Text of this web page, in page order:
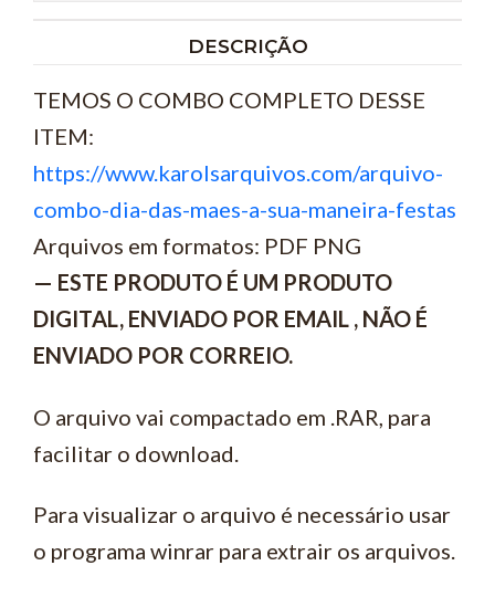
DESCRIÇÃO
TEMOS O COMBO COMPLETO DESSE
ITEM:
https://www.karolsarquivos.com/arquivo-
combo-dia-das-maes-a-sua-maneira-festas
Arquivos em formatos: PDF PNG
— ESTE PRODUTO É UM PRODUTO
DIGITAL, ENVIADO POR EMAIL , NÃO É
ENVIADO POR CORREIO.
O arquivo vai compactado em .RAR, para
facilitar o download.
Para visualizar o arquivo é necessário usar
o programa winrar para extrair os arquivos.